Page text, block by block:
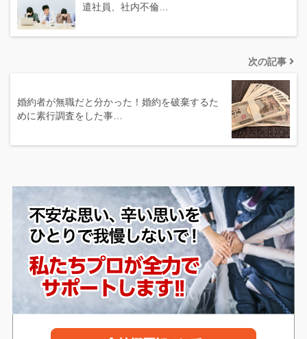
遣社員、社内不倫…
次の記事
婚約者が無職だと分かった！婚約を破棄するた
めに素行調査をした事…